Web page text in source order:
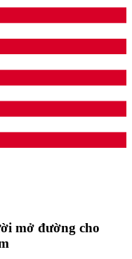
mở đường cho